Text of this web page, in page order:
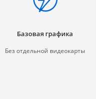
Базовая графика
Без отдельной видеокарты